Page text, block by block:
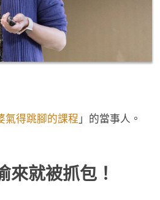
氣得跳腳的課程 」的當事人。
來就被抓包！